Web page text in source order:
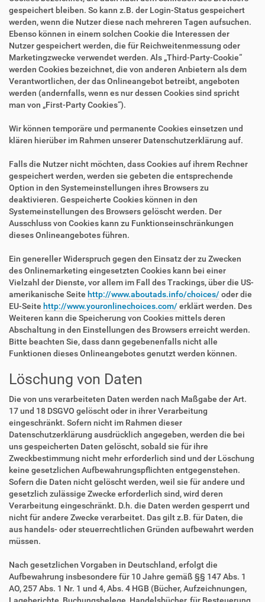
gespeichert bleiben. So kann z.B. der Login-Status gespeichert
werden, wenn die Nutzer diese nach mehreren Tagen aufsuchen.
Ebenso können in einem solchen Cookie die Interessen der
Nutzer gespeichert werden, die für Reichweitenmessung oder
Marketingzwecke verwendet werden. Als „Third-Party-Cookie“
werden Cookies bezeichnet, die von anderen Anbietern als dem
Verantwortlichen, der das Onlineangebot betreibt, angeboten
werden (andernfalls, wenn es nur dessen Cookies sind spricht
man von „First-Party Cookies“).
Wir können temporäre und permanente Cookies einsetzen und
klären hierüber im Rahmen unserer Datenschutzerklärung auf.
Falls die Nutzer nicht möchten, dass Cookies auf ihrem Rechner
gespeichert werden, werden sie gebeten die entsprechende
Option in den Systemeinstellungen ihres Browsers zu
deaktivieren. Gespeicherte Cookies können in den
Systemeinstellungen des Browsers gelöscht werden. Der
Ausschluss von Cookies kann zu Funktionseinschränkungen
dieses Onlineangebotes führen.
Ein genereller Widerspruch gegen den Einsatz der zu Zwecken
des Onlinemarketing eingesetzten Cookies kann bei einer
Vielzahl der Dienste, vor allem im Fall des Trackings, über die US-
amerikanische Seite http://www.aboutads.info/choices/ oder die
EU-Seite http://www.youronlinechoices.com/ erklärt werden. Des
Weiteren kann die Speicherung von Cookies mittels deren
Abschaltung in den Einstellungen des Browsers erreicht werden.
Bitte beachten Sie, dass dann gegebenenfalls nicht alle
Funktionen dieses Onlineangebotes genutzt werden können.
Löschung von Daten
Die von uns verarbeiteten Daten werden nach Maßgabe der Art.
17 und 18 DSGVO gelöscht oder in ihrer Verarbeitung
eingeschränkt. Sofern nicht im Rahmen dieser
Datenschutzerklärung ausdrücklich angegeben, werden die bei
uns gespeicherten Daten gelöscht, sobald sie für ihre
Zweckbestimmung nicht mehr erforderlich sind und der Löschung
keine gesetzlichen Aufbewahrungspflichten entgegenstehen.
Sofern die Daten nicht gelöscht werden, weil sie für andere und
gesetzlich zulässige Zwecke erforderlich sind, wird deren
Verarbeitung eingeschränkt. D.h. die Daten werden gesperrt und
nicht für andere Zwecke verarbeitet. Das gilt z.B. für Daten, die
aus handels- oder steuerrechtlichen Gründen aufbewahrt werden
müssen.
Nach gesetzlichen Vorgaben in Deutschland, erfolgt die
Aufbewahrung insbesondere für 10 Jahre gemäß §§ 147 Abs. 1
AO, 257 Abs. 1 Nr. 1 und 4, Abs. 4 HGB (Bücher, Aufzeichnungen,